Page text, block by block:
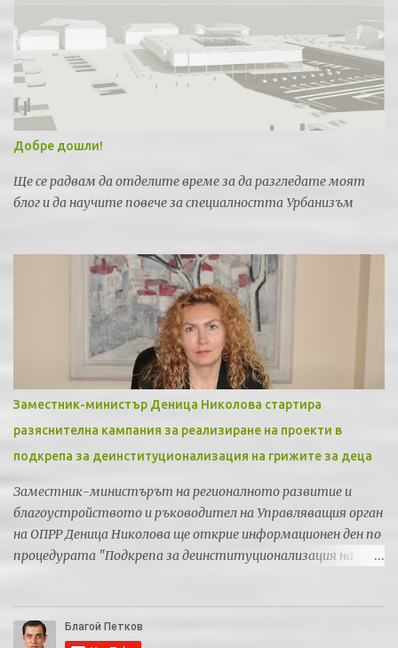
Добре дошли!
Ще се радвам да отделите време за да разгледате моят
блог и да научите повече за специалността Урбанизъм
Заместник-министър Деница Николова стартира
разяснителна кампания за реализиране на проекти в
подкрепа за деинституционализация на грижите за деца
Заместник-министърът на регионалното развитие и
благоустройството и ръководител на Управляващия орган
на ОПРР Деница Николова ще открие информационен ден по
процедурата "Подкрепа за деинституционализация на
"Региони в растеж" 2014-2020. Информационният ден ще се
проведе в понеделник 5-ти юни 2017 година от 9:00 часа в